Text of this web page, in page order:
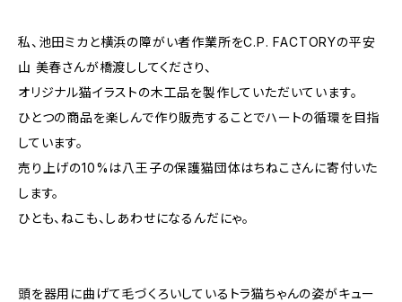
私、池田ミカと横浜の障がい者作業所をC.P. FACTORYの平安
山 美春さんが橋渡ししてくださり、
オリジナル猫イラストの木工品を製作していただいています。
ひとつの商品を楽しんで作り販売することでハートの循環を目指
しています。
売り上げの10%は八王子の保護猫団体はちねこさんに寄付いた
します。
ひとも、ねこも、しあわせになるんだにゃ。
頭を器用に曲げて毛づくろいしているトラ猫ちゃんの姿がキュー